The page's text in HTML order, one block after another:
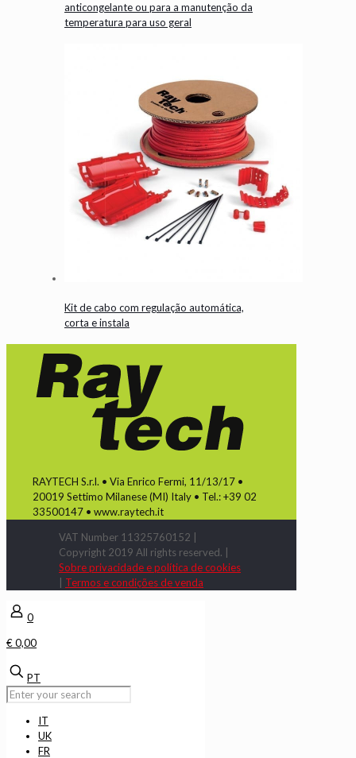
anticongelante ou para a manutenção da
temperatura para uso geral
Kit de cabo com regulação automática,
corta e instala
RAYTECH S.r.l. • Via Enrico Fermi, 11/13/17 •
20019 Settimo Milanese (MI) Italy • Tel.: +39 02
33500147 • www.raytech.it
VAT Number 11325760152 |
Copyright 2019 All rights reserved. |
Sobre privacidade e política de cookies
Termos e condições de venda
0
€ 0,00
PT
IT
UK
FR